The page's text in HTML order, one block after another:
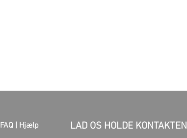
FAQ | Hjælp LAD OS HOLDE KONTAKTEN